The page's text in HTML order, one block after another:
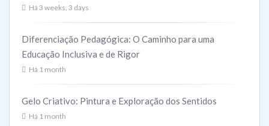
Há 3 weeks, 3 days
Diferenciação Pedagógica: O Caminho para uma
Educação Inclusiva e de Rigor
Há 1 month
Gelo Criativo: Pintura e Exploração dos Sentidos
Há 1 month